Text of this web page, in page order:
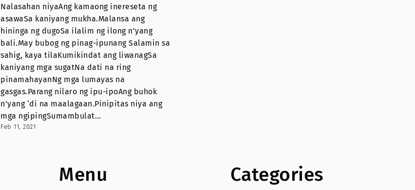
Nalasahan niyaAng kamaong inereseta ng
asawaSa kaniyang mukha.Malansa ang
hininga ng dugoSa ilalim ng ilong n’yang
bali.May bubog ng pinag-ipunang Salamin sa
sahig, kaya tilaKumikindat ang liwanagSa
kaniyang mga sugatNa dati na ring
pinamahayanNg mga lumayas na
gasgas.Parang nilaro ng ipu-ipoAng buhok
n’yang ‘di na maalagaan.Pinipitas niya ang
mga ngipingSumambulat…
Feb 11, 2021
Menu Categories